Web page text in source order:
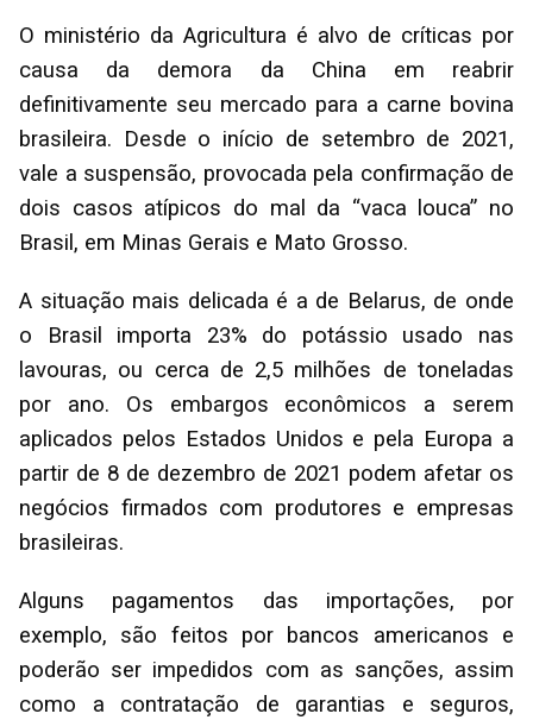
O ministério da Agricultura é alvo de críticas por
causa da demora da China em reabrir
definitivamente seu mercado para a carne bovina
brasileira. Desde o início de setembro de 2021,
vale a suspensão, provocada pela confirmação de
dois casos atípicos do mal da “vaca louca” no
Brasil, em Minas Gerais e Mato Grosso.
A situação mais delicada é a de Belarus, de onde
o Brasil importa 23% do potássio usado nas
lavouras, ou cerca de 2,5 milhões de toneladas
por ano. Os embargos econômicos a serem
aplicados pelos Estados Unidos e pela Europa a
partir de 8 de dezembro de 2021 podem afetar os
negócios firmados com produtores e empresas
brasileiras.
Alguns pagamentos das importações, por
exemplo, são feitos por bancos americanos e
poderão ser impedidos com as sanções, assim
como a contratação de garantias e seguros,